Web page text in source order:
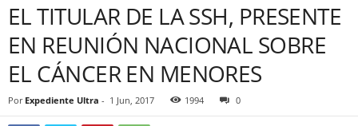
EL TITULAR DE LA SSH, PRESENTE
EN REUNIÓN NACIONAL SOBRE
EL CÁNCER EN MENORES
Por Expediente Ultra - 1 Jun, 2017 1994 0